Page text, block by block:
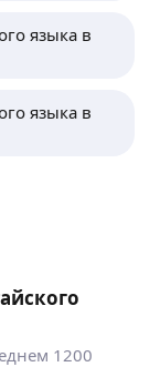
языка в
языка в
1200